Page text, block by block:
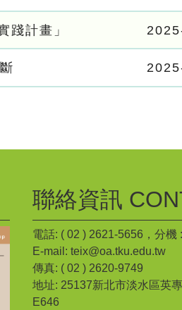
踐計畫」
聯絡資訊
電話: ( 02 ) 2621-5656，分機
E-mail: teix@oa.tku.edu.tw
傳真: ( 02 ) 2620-9749
地址: 25137新北市淡水區英
E646